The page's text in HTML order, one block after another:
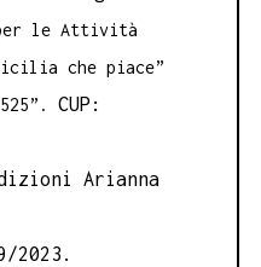
per le Attività
che piace”
CUP:
Arianna
2023.